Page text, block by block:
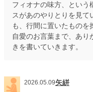
フィオナの味方、という
スがあのやりとりを見
も、行間に置いたもの
自愛のお言葉まで、あ
きを書いていきます。
2026.05.09矢絣